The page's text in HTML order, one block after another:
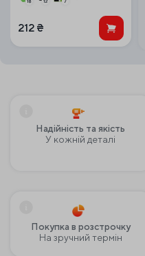
212 ₴
Надійність та якість
У кожній деталі
Покупка в розстрочку
На зручний термін